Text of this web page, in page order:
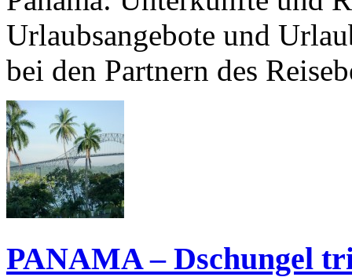
Urlaubsangebote und
bei den Partnern des
PANAMA – Dschungel